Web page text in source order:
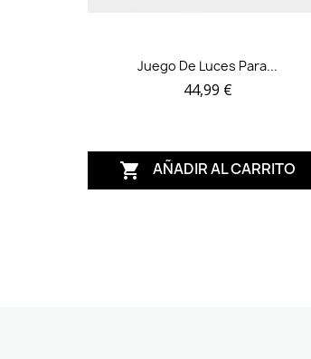
Juego De Luces Para...
44,99 €
 AÑADIR AL CARRITO